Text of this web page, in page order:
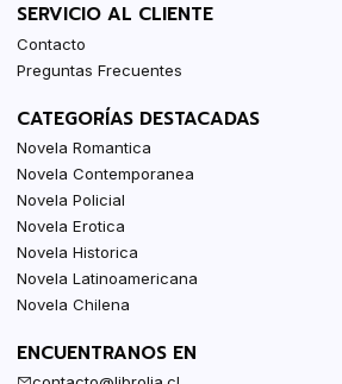
SERVICIO AL CLIENTE
Contacto
Preguntas Frecuentes
CATEGORÍAS DESTACADAS
Novela Romantica
Novela Contemporanea
Novela Policial
Novela Erotica
Novela Historica
Novela Latinoamericana
Novela Chilena
ENCUENTRANOS EN